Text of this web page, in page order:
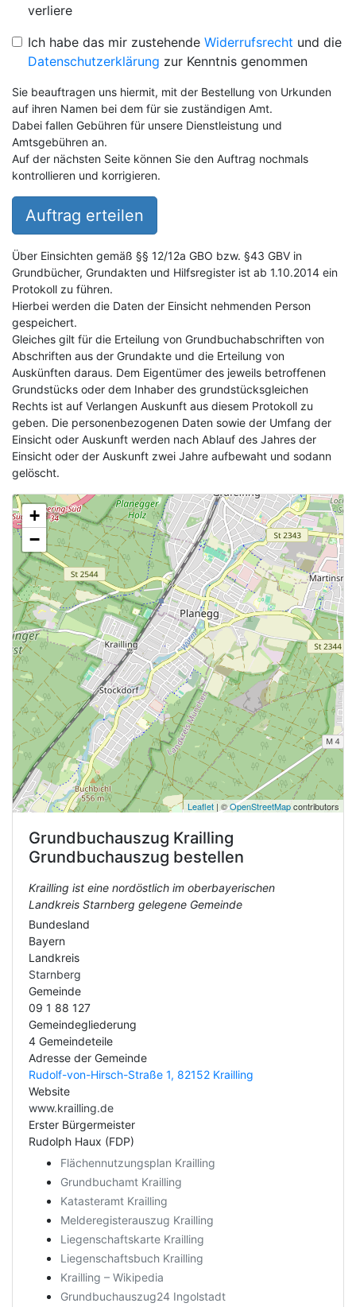
verliere
Ich habe das mir zustehende Widerrufsrecht und die
Datenschutzerklärung zur Kenntnis genommen
Sie beauftragen uns hiermit, mit der Bestellung von Urkunden
auf ihren Namen bei dem für sie zuständigen Amt.
Dabei fallen Gebühren für unsere Dienstleistung und
Amtsgebühren an.
Auf der nächsten Seite können Sie den Auftrag nochmals
kontrollieren und korrigieren.
Auftrag erteilen
Über Einsichten gemäß §§ 12/12a GBO bzw. §43 GBV in
Grundbücher, Grundakten und Hilfsregister ist ab 1.10.2014 ein
Protokoll zu führen.
Hierbei werden die Daten der Einsicht nehmenden Person
gespeichert.
Gleiches gilt für die Erteilung von Grundbuchabschriften von
Abschriften aus der Grundakte und die Erteilung von
Auskünften daraus. Dem Eigentümer des jeweils betroffenen
Grundstücks oder dem Inhaber des grundstücksgleichen
Rechts ist auf Verlangen Auskunft aus diesem Protokoll zu
geben. Die personenbezogenen Daten sowie der Umfang der
Einsicht oder Auskunft werden nach Ablauf des Jahres der
Einsicht oder der Auskunft zwei Jahre aufbewaht und sodann
gelöscht.
+
−
Leaflet | ©OpenStreetMapcontributors
Grundbuchauszug Krailling
Grundbuchauszug bestellen
Krailling ist eine nordöstlich im oberbayerischen
Landkreis Starnberg gelegene Gemeinde
Bundesland
Bayern
Landkreis
Starnberg
Gemeinde
09 1 88 127
Gemeindegliederung
4 Gemeindeteile
Adresse der Gemeinde
Rudolf-von-Hirsch-Straße 1, 82152 Krailling
Website
www.krailling.de
Erster Bürgermeister
Rudolph Haux (FDP)
Flächennutzungsplan Krailling
Grundbuchamt Krailling
Katasteramt Krailling
Melderegisterauszug Krailling
Liegenschaftskarte Krailling
Liegenschaftsbuch Krailling
Krailling – Wikipedia
Grundbuchauszug24 Ingolstadt